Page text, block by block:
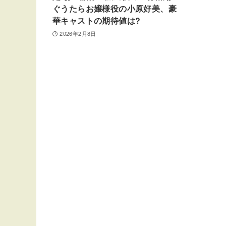
ぐうたらお嬢様役の小原好美、豪
華キャストの期待値は?
2026年2月8日